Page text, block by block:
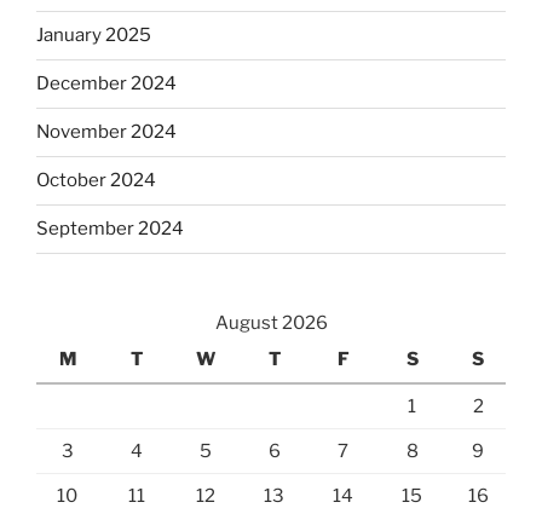
January 2025
December 2024
November 2024
October 2024
September 2024
August 2026
M
T W T F S S
1 2
3 4 5 6 7 8 9
10 11 12 13 14 15 16